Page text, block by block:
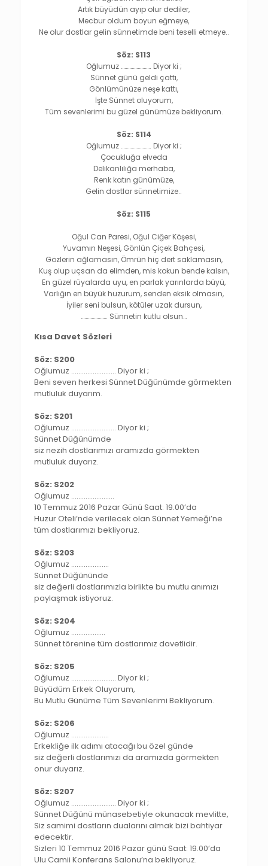
Artık büyüdün ayıp olur dediler,
Mecbur oldum boyun eğmeye,
Ne olur dostlar gelin sünnetimde beni teselli etmeye..
Söz: S113
Oğlumuz ……………………. Diyor ki ;
Sünnet günü geldi çattı,
Gönlümünüze neşe kattı,
İşte Sünnet oluyorum,
Tüm sevenlerimi bu güzel günümüze bekliyorum.
Söz: S114
Oğlumuz ……………………. Diyor ki ;
Çocukluğa elveda
Delikanlılığa merhaba,
Renk katın günümüze,
Gelin dostlar sünnetimize..
Söz: S115
Oğul Can Paresi, Oğul Ciğer Köşesi,
Yuvamın Neşesi, Gönlün Çiçek Bahçesi,
Gözlerin ağlamasın, Ömrün hiç dert saklamasın,
Kuş olup uçsan da elimden, mis kokun bende kalsın,
En güzel rüyalarda uyu, en parlak yarınlarda büyü,
Varlığın en büyük huzurum, senden eksik olmasın,
İyiler seni bulsun, kötüler uzak dursun,
…………………. Sünnetin kutlu olsun…
Kısa Davet Sözleri
Söz: S200
Oğlumuz ……………………. Diyor ki ;
Beni seven herkesi Sünnet Düğünümde görmekten
mutluluk duyarım.
Söz: S201
Oğlumuz ……………………. Diyor ki ;
Sünnet Düğünümde
siz nezih dostlarımızı aramızda görmekten
mutluluk duyarız.
Söz: S202
Oğlumuz ……………………
10 Temmuz 2016 Pazar Günü Saat: 19.00’da
Huzur Oteli’nde verilecek olan Sünnet Yemeği’ne
tüm dostlarımızı bekliyoruz.
Söz: S203
Oğlumuz …………………
Sünnet Düğününde
siz değerli dostlarımızla birlikte bu mutlu anımızı
paylaşmak istiyoruz.
Söz: S204
Oğlumuz ……………….
Sünnet törenine tüm dostlarımız davetlidir.
Söz: S205
Oğlumuz ……………………. Diyor ki ;
Büyüdüm Erkek Oluyorum,
Bu Mutlu Günüme Tüm Sevenlerimi Bekliyorum.
Söz: S206
Oğlumuz …………………
Erkekliğe ilk adımı atacağı bu özel günde
siz değerli dostlarımızı da aramızda görmekten
onur duyarız.
Söz: S207
Oğlumuz ……………………. Diyor ki ;
Sünnet Düğünü münasebetiyle okunacak mevlitte,
Siz samimi dostların dualarını almak bizi bahtiyar
edecektir.
Sizleri 10 Temmuz 2016 Pazar günü Saat: 19.00’da
Ulu Camii Konferans Salonu’na bekliyoruz.